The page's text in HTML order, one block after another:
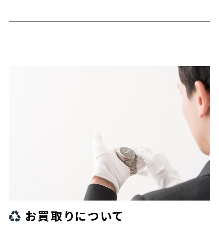
お買取りについて